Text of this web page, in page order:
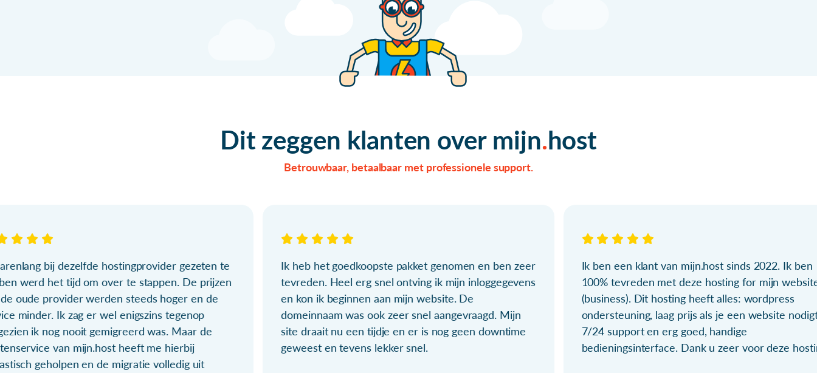
Dit zeggen klanten over mijn host
Betrouwbaar, betaalbaar met professionele support.
bij dezelfde hostingprovider gezeten te
werd het tijd om over te stappen. De prijzen
oude provider werden steeds hoger en de
minder. Ik zag er wel enigszins tegenop
ik nog nooit gemigreerd was. Maar de
van mijn.host heeft me hierbij
geholpen en de migratie volledig uit
Ik heb het goedkoopste pakket genomen en ben zeer
tevreden. Heel erg snel ontving ik mijn inloggegevens
en kon ik beginnen aan mijn website. De
domeinnaam was ook zeer snel aangevraagd. Mijn
site draait nu een tijdje en er is nog geen downtime
geweest en tevens lekker snel.
Ik ben een klant van mijn.host sinds 2022. Ik ben
100% tevreden met deze hosting for mijn
(business). Dit hosting heeft alles: wordpress
ondersteuning, laag prijs als je een website
7/24 support en erg goed, handige
bedieningsinterface. Dank u zeer voor deze